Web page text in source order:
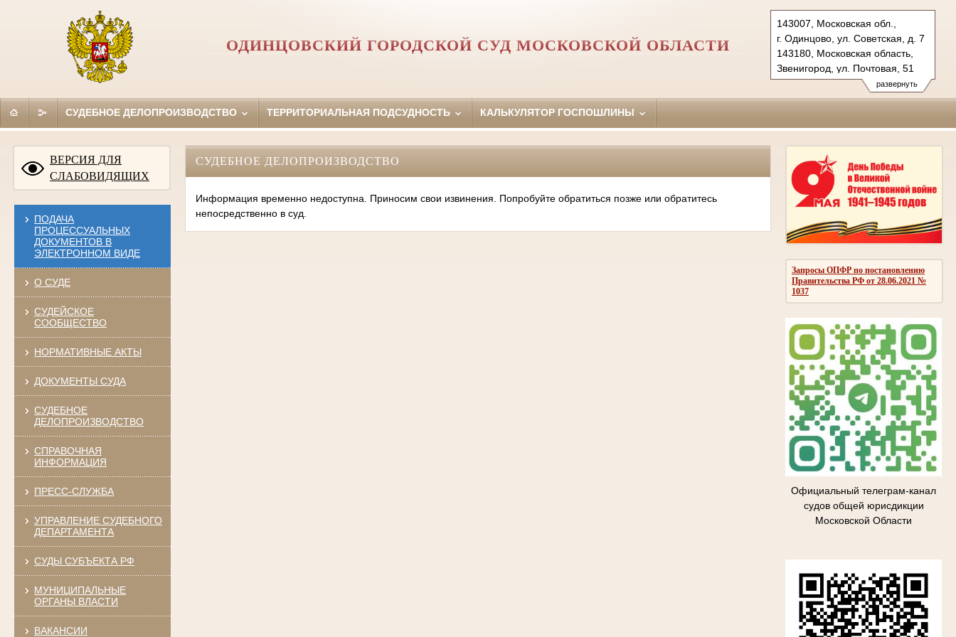
развернуть
143007, Московская обл.,
г. Одинцово, ул. Советская, д. 7
143180, Московская область,
Звенигород, ул. Почтовая, 51
Тел.: (495)590-74-76 (гр.)
593-56-20 (уг.)
697 13 27 (кас канц.)
показать на карте
ОДИНЦОВСКИЙ ГОРОДСКОЙ СУД МОСКОВСКОЙ ОБЛАСТИ
СУДЕБНОЕ ДЕЛОПРОИЗВОДСТВО ТЕРРИТОРИАЛЬНАЯ ПОДСУДНОСТЬ КАЛЬКУЛЯТОР ГОСПОШЛИНЫ
ВЕРСИЯ ДЛЯ
СЛАБОВИДЯЩИХ
ПОДАЧА
ПРОЦЕССУАЛЬНЫХ
ДОКУМЕНТОВ В
ЭЛЕКТРОННОМ ВИДЕ
О СУДЕ
СУДЕЙСКОЕ
СООБЩЕСТВО
НОРМАТИВНЫЕ АКТЫ
ДОКУМЕНТЫ СУДА
СУДЕБНОЕ
ДЕЛОПРОИЗВОДСТВО
СПРАВОЧНАЯ
ИНФОРМАЦИЯ
ПРЕСС-СЛУЖБА
УПРАВЛЕНИЕ СУДЕБНОГО
ДЕПАРТАМЕНТА
СУДЫ СУБЪЕКТА РФ
МУНИЦИПАЛЬНЫЕ
ОРГАНЫ ВЛАСТИ
ВАКАНСИИ
Запросы ОПФР по постановлению
Правительства РФ от 28.06.2021 №
1037
Официальный телеграм-канал
судов общей юрисдикции
Московской Области
СУДЕБНОЕ ДЕЛОПРОИЗВОДСТВО
Информация временно недоступна. Приносим свои извинения. Попробуйте обратиться позже или обратитесь
непосредственно в суд.